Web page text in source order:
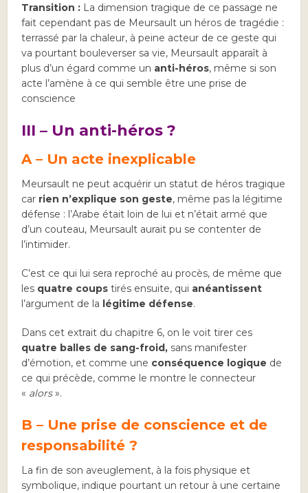
Transition : La dimension tragique de ce passage ne
fait cependant pas de Meursault un héros de tragédie :
terrassé par la chaleur, à peine acteur de ce geste qui
va pourtant bouleverser sa vie, Meursault apparaît à
plus d’un égard comme un anti-héros, même si son
acte l’amène à ce qui semble être une prise de
conscience
III – Un anti-héros ?
A – Un acte inexplicable
Meursault ne peut acquérir un statut de héros tragique
car rien n’explique son geste, même pas la légitime
défense : l’Arabe était loin de lui et n’était armé que
d’un couteau, Meursault aurait pu se contenter de
l’intimider.
C’est ce qui lui sera reproché au procès, de même que
les quatre coups tirés ensuite, qui anéantissent
l’argument de la légitime défense.
Dans cet extrait du chapitre 6, on le voit tirer ces
quatre balles de sang-froid, sans manifester
d’émotion, et comme une conséquence logique de
ce qui précède, comme le montre le connecteur
« alors».
B – Une prise de conscience et de
responsabilité ?
La fin de son aveuglement, à la fois physique et
symbolique, indique pourtant un retour à une certaine